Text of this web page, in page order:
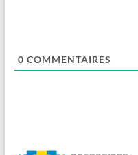
0 COMMENTAIRES